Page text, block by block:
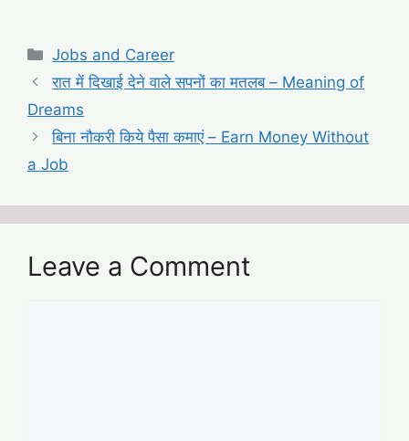
Categories
Jobs and Career
रात में दिखाई देने वाले सपनों का मतलब – Meaning of
Dreams
बिना नौकरी किये पैसा कमाएं – Earn Money Without
a Job
Leave a Comment